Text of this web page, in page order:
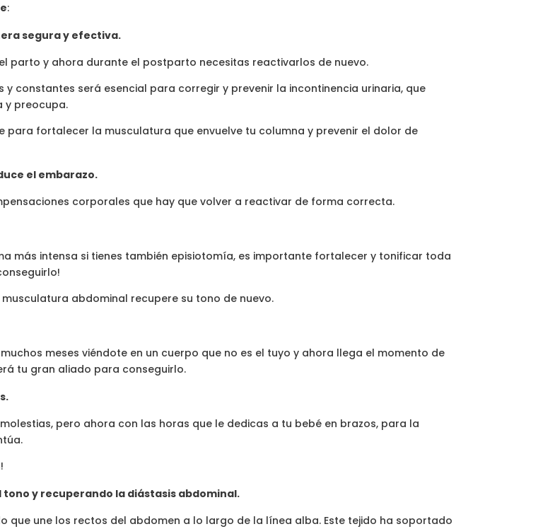
:
segura y efectiva.
parto y ahora durante el postparto necesitas reactivarlos de nuevo.
constantes será esencial para corregir y prevenir la incontinencia urinaria, que
y preocupa.
fortalecer la musculatura que envuelve tu columna y prevenir el dolor de
el embarazo.
corporales que hay que volver a reactivar de forma correcta.
más intensa si tienes también episiotomía, es importante fortalecer y tonificar toda
abdominal recupere su tono de nuevo.
meses viéndote en un cuerpo que no es el tuyo y ahora llega el momento de
tu gran aliado para conseguirlo.
pero ahora con las horas que le dedicas a tu bebé en brazos, para la
y recuperando la diástasis abdominal.
que une los rectos del abdomen a lo largo de la línea alba. Este tejido ha soportado